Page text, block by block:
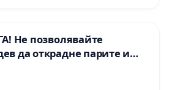
Не позволявайте
да открадне парите и